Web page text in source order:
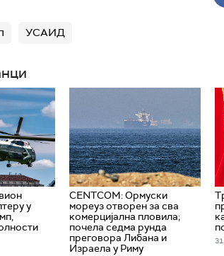
УСАИД
у
CENTCOM: Ормуски
мореуз отворен за сва
комерцијална пловила;
почела седма рунда
преговора Либана и
Израела у Риму